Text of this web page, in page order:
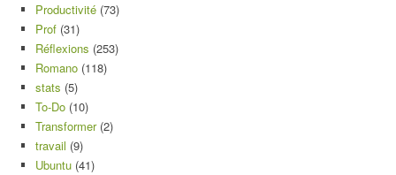
Productivité (73)
Prof (31)
Réflexions (253)
Romano (118)
stats (5)
To-Do (10)
Transformer(2)
travail (9)
Ubuntu (41)